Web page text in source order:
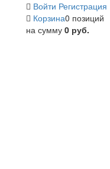
Войти Регистрация
Корзина0 позиций
на сумму 0 руб.